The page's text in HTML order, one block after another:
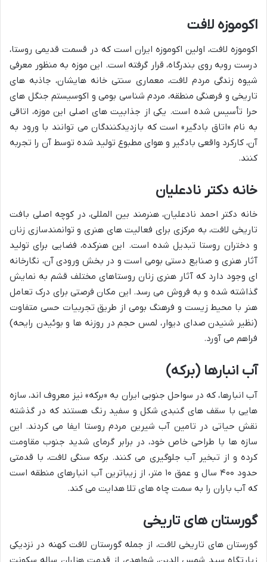
اکوموزه لافت
اکوموزه لافت، اولین اکوموزه ایران است که در قسمت قدیمی روستا،
درست روبه روی بندرگاه، قرار گرفته است. این موزه به منظور معرفی
شیوه زندگی مردم لافت، معماری سنتی خانه هایشان، جاذبه های
تاریخی و فرهنگی منطقه، مردم شناسی بومی و اکوسیستم جنگل های
حرا تأسیس شده است. یکی از جذابیت های اصلی این موزه، اتاقی
به نام «اتاق بادگیر» است که بازدیدکنندگان می توانند با ورود به
آن، کارکرد واقعی بادگیر و هوای مطبوع تولید شده توسط آن را تجربه
کنند.
خانه دکتر نادعلیان
خانه دکتر احمد نادعلیان، هنرمند بین المللی، در کوچه اصلی بافت
تاریخی لافت، به مرکزی برای فعالیت های هنری و توانمندسازی زنان
و دختران روستا تبدیل شده است. این هنرکده، فضایی برای تولید
آثار هنری و صنایع دستی بومی است و در بخش ورودی آن، نگارخانه
ای وجود دارد که آثار هنری زنان روستاهای مختلف قشم به نمایش
گذاشته شده و به فروش می رسد. این مکان فرصتی برای درک تعامل
هنر با محیط زیست و فرهنگ بومی از طریق تجربیات حسی متفاوت
(نظیر شنیدن صدای دیوار، لمس حجم در روزنه ها و بوئیدن رایحه)
فراهم می آورد.
آب انبارها (برکه)
آب انبارها، که در سواحل جنوبی ایران به «برکه» نیز معروف اند، سازه
هایی با سقف های گنبدی شکل و سفید رنگ هستند که در گذشته
نقش حیاتی در تامین آب شیرین مردم روستا ایفا می کردند. این
سازه ها با طراحی خاص خود، در برابر گرمای شدید جنوب مقاومت
کرده و از تبخیر آب جلوگیری می کنند. برکه سنگی لافت، با قدمتی
حدود ۴۰۰ سال و عمق ۱۰ متر، از زیباترین آب انبارهای منطقه است
که آب باران را به سمت چاه های تلا هدایت می کند.
گورستان های تاریخی
گورستان های تاریخی لافت، از جمله گورستان لافت کهنه در نزدیکی